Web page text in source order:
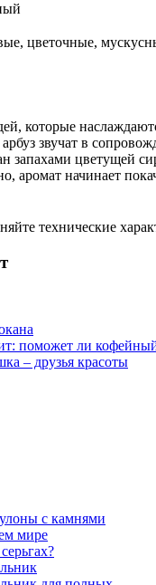
цветочные,
которые
звучат в
запахами цветущей
аромат начинает
технические
поможет ли
– друзья красоты
с камнями
мире